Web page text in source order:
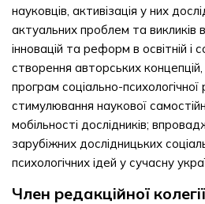
науковців, активізація у них
актуальних проблем та викликів
інновацій та реформ в освітній і
створення авторських
програм соціально-психологічної
стимулювання наукової
мобільності дослідників;
зарубіжних дослідницьких
психологічних ідей у сучасну
Член редакційної